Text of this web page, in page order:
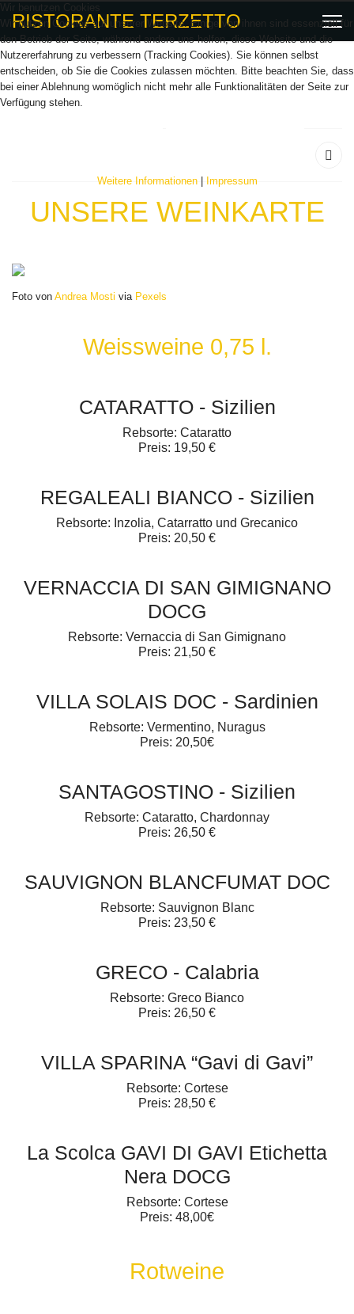
RISTORANTE TERZETTO
UNSERE WEINKARTE
Foto von Andrea Mosti via Pexels
Weissweine 0,75 l.
CATARATTO - Sizilien
Rebsorte: Cataratto
Preis: 19,50 €
REGALEALI BIANCO - Sizilien
Rebsorte: Inzolia, Catarratto und Grecanico
Preis: 20,50 €
VERNACCIA DI SAN GIMIGNANO
DOCG
Rebsorte: Vernaccia di San Gimignano
Preis: 21,50 €
VILLA SOLAIS DOC - Sardinien
Rebsorte: Vermentino, Nuragus
Preis: 20,50€
SANTAGOSTINO - Sizilien
Rebsorte: Cataratto, Chardonnay
Preis: 26,50 €
SAUVIGNON BLANCFUMAT DOC
Rebsorte: Sauvignon Blanc
Preis: 23,50 €
GRECO - Calabria
Rebsorte: Greco Bianco
Preis: 26,50 €
VILLA SPARINA “Gavi di Gavi”
Rebsorte: Cortese
Preis: 28,50 €
La Scolca GAVI DI GAVI Etichetta
Nera DOCG
Rebsorte: Cortese
Preis: 48,00€
Rotweine
Wir benutzen Cookies
Wir nutzen Cookies auf unserer Website. Einige von ihnen sind essenziell für
den Betrieb der Seite, während andere uns helfen, diese Website und die
Nutzererfahrung zu verbessern (Tracking Cookies). Sie können selbst
entscheiden, ob Sie die Cookies zulassen möchten. Bitte beachten Sie, dass
bei einer Ablehnung womöglich nicht mehr alle Funktionalitäten der Seite zur
Verfügung stehen.
Weitere Informationen| Impressum